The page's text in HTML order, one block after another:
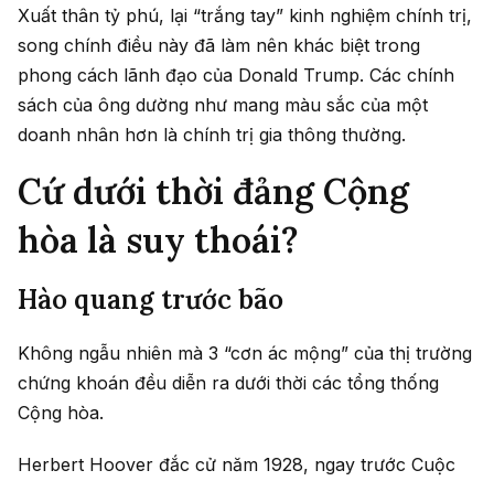
Xuất thân tỷ phú, lại “trắng tay” kinh nghiệm chính trị,
song chính điều này đã làm nên khác biệt trong
phong cách lãnh đạo của Donald Trump. Các chính
sách của ông dường như mang màu sắc của một
doanh nhân hơn là chính trị gia thông thường.
Cứ dưới thời đảng Cộng
hòa là suy thoái?
Hào quang trước bão
Không ngẫu nhiên mà 3 “cơn ác mộng” của thị trường
chứng khoán đều diễn ra dưới thời các tổng thống
Cộng hòa.
Herbert Hoover đắc cử năm 1928, ngay trước Cuộc